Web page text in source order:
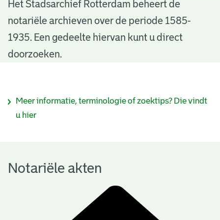
N
o
Het Stadsarchief Rotterdam beheert de
notariële archieven over de periode 1585-
1935. Een gedeelte hiervan kunt u direct
doorzoeken.
I
r
Meer informatie, terminologie of zoektips? Die vindt
u hier
Notariële akten